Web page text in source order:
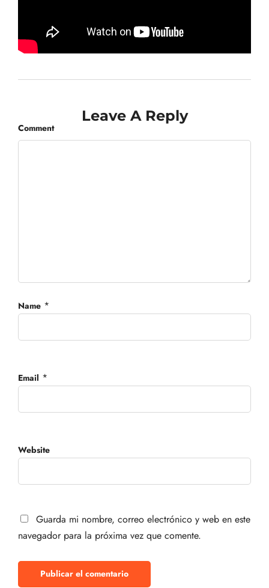
Leave A Reply
Comment
Name *
Email *
Website
Guarda mi nombre, correo electrónico y web en este
navegador para la próxima vez que comente.